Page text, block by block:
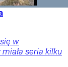
w
seria kilku